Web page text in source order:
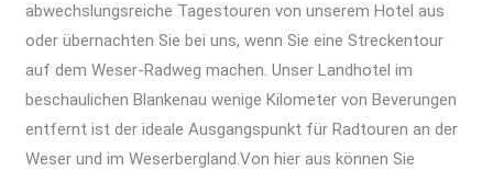
abwechslungsreiche Tagestouren von unserem Hotel aus
oder übernachten Sie bei uns, wenn Sie eine Streckentour
auf dem Weser-Radweg machen. Unser Landhotel im
beschaulichen Blankenau wenige Kilometer von Beverungen
entfernt ist der ideale Ausgangspunkt für Radtouren an der
Weser und im Weserbergland.Von hier aus können Sie